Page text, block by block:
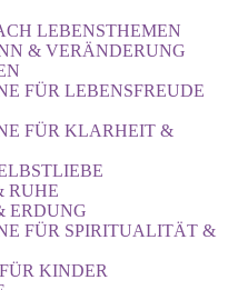
LEBENSTHEMEN
& VERÄNDERUNG
FÜR LEBENSFREUDE
FÜR KLARHEIT &
RUHE
ERDUNG
FÜR SPIRITUALITÄT &
KINDER